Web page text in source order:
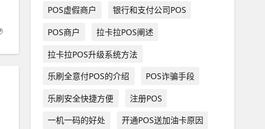
POS虚假商户
银行和支付公司POS
POS商户
拉卡拉POS阐述
拉卡拉POS升级系统方法
乐刷全意付POS的介绍
POS诈骗手段
乐刷安全快捷方便
注册POS
一机一码的好处
开通POS送加油卡原因